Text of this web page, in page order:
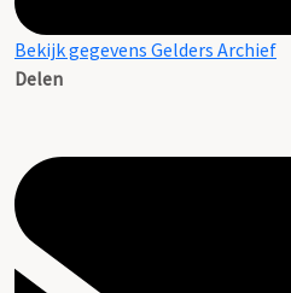
Bekijk gegevens Gelders Archief
Delen